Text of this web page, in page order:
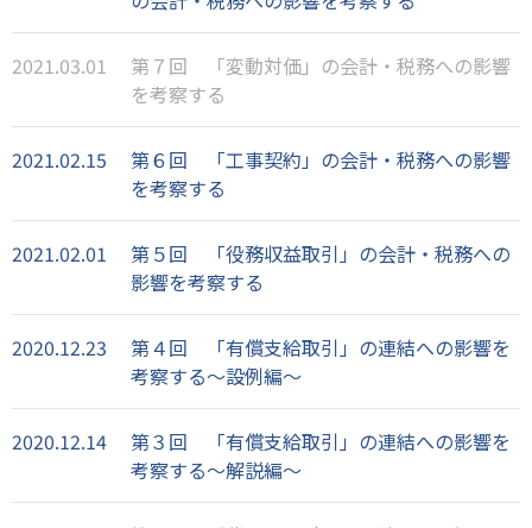
2021.03.01
第７回 「変動対価」の会計・税務への影響
を考察する
2021.02.15
第６回 「工事契約」の会計・税務への影響
を考察する
2021.02.01
第５回 「役務収益取引」の会計・税務への
影響を考察する
2020.12.23
第４回 「有償支給取引」の連結への影響を
考察する～設例編～
2020.12.14
第３回 「有償支給取引」の連結への影響を
考察する～解説編～